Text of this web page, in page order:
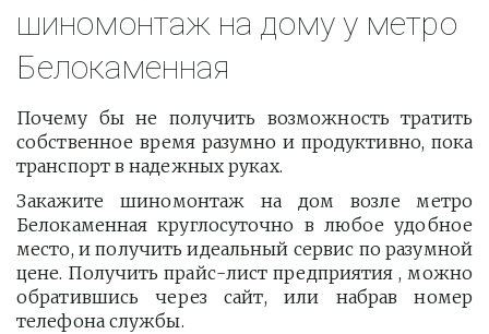
шиномонтаж на дому у метро
Белокаменная
Почему бы не получить возможность тратить
собственное время разумно и продуктивно, пока
транспорт в надежных руках.
Закажите шиномонтаж на дом возле метро
Белокаменная круглосуточно в любое удобное
место, и получить идеальный сервис по разумной
цене. Получить прайс-лист предприятия , можно
обратившись через сайт, или набрав номер
телефона службы.